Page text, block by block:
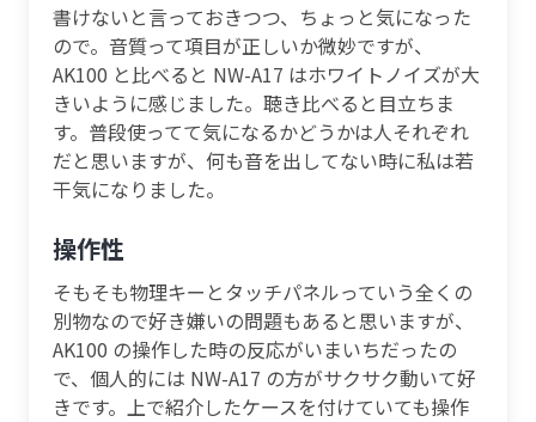
書けないと言っておきつつ、ちょっと気になった
ので。音質って項目が正しいか微妙ですが、
AK100 と比べると NW-A17 はホワイトノイズが大
きいように感じました。聴き比べると目立ちま
す。普段使ってて気になるかどうかは人それぞれ
だと思いますが、何も音を出してない時に私は若
干気になりました。
操作性
そもそも物理キーとタッチパネルっていう全くの
別物なので好き嫌いの問題もあると思いますが、
AK100 の操作した時の反応がいまいちだったの
で、個人的には NW-A17 の方がサクサク動いて好
きです。上で紹介したケースを付けていても操作